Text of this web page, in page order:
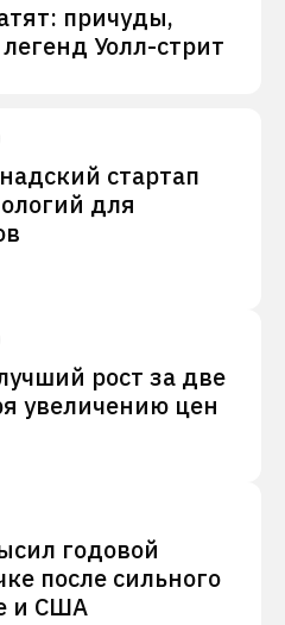
причуды,
Уолл-стрит
стартап
для
рост за две
увеличению цен
годовой
после сильного
и США